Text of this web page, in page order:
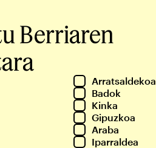
Berriaren
Arratsaldekoa
Badok
Kinka
Gipuzkoa
Araba
Iparraldea